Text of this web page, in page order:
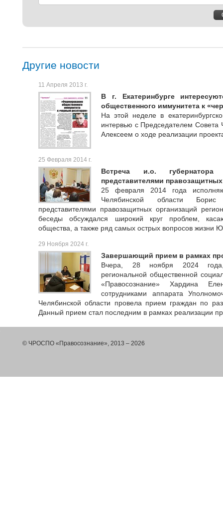
Другие новости
11 Апреля 2013 г.
В г. Екатеринбурге
общественного иммунитета к
На этой неделе в
интервью с Председателем
Алексеем о ходе реализации
25 Февраля 2014 г.
Встреча и.о.
представителями
25 февраля 2014 года
Челябинской области
представителями правозащитных организаций
беседы обсуждался широкий круг проблем,
общества, а также ряд самых острых вопросов жизни
29 Ноября 2024 г.
Завершающий прием в рамках
Вчера, 28 ноября 2024 года,
региональной общественной
«Правосознание» Хардина
сотрудниками аппарата
Челябинской области провела прием граждан по
Данный прием стал последним в рамках реализации
© ЧРОСПО «Правосознание», 2013 – 2026